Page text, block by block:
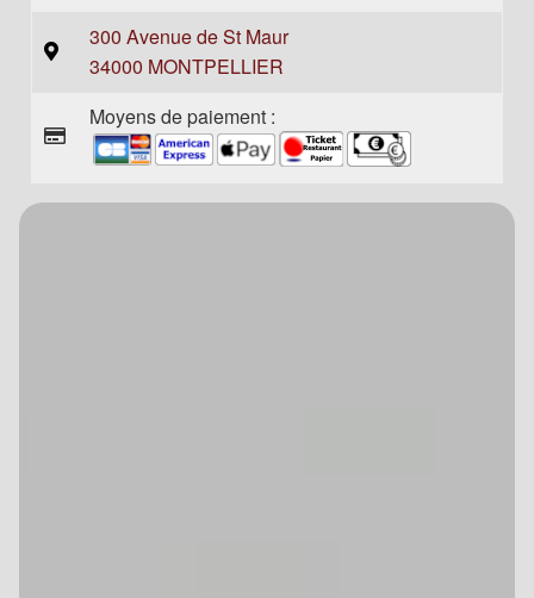
300 Avenue de St Maur
34000 MONTPELLIER
Moyens de paiement :